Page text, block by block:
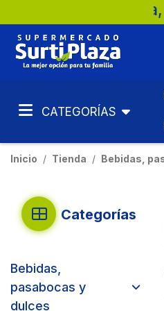
Surtiplaza, la
CATEGORÍAS
Inicio Tienda Bebidas,
Categorías
Bebidas,
pasabocas y
dulces